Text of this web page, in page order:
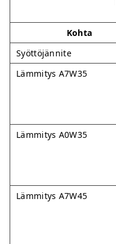
Kohta
Syöttöjännite
Lämmitys A7W35
Lämmitys A0W35
Lämmitys A7W45